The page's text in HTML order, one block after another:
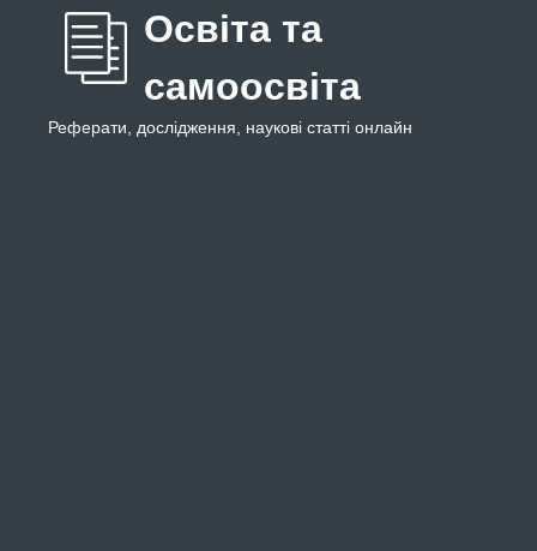
Освіта та
самоосвіта
Реферати, дослідження, наукові статті онлайн